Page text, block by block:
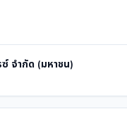
ซ์ จำกัด (มหาชน)